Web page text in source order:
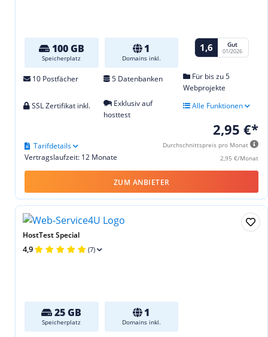
100 GB
Speicherplatz
1
Domains inkl.
1,6 Gut
01/2026
10 Postfächer 5 Datenbanken
Für bis zu 5
Webprojekte
SSL Zertifikat inkl.
Exklusiv auf
hosttest
Alle Funktionen
2,95 €*
Durchschnittspreis pro Monat
2,95 €/Monat
Vertragslaufzeit: 12 Monate
Tarifdetails
ZUM ANBIETER
HostTest Special
4,9 (7)
25 GB
Speicherplatz
1
Domains inkl.